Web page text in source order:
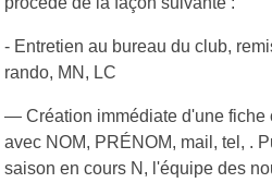
- Entretien au bureau du club,
rando, MN, LC
— Création immédiate d'une fiche
avec NOM, PRÉNOM, mail, tel, .
saison en cours N, l'équipe des